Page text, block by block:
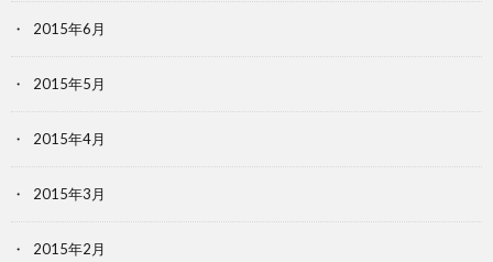
2015年6月
2015年5月
2015年4月
2015年3月
2015年2月